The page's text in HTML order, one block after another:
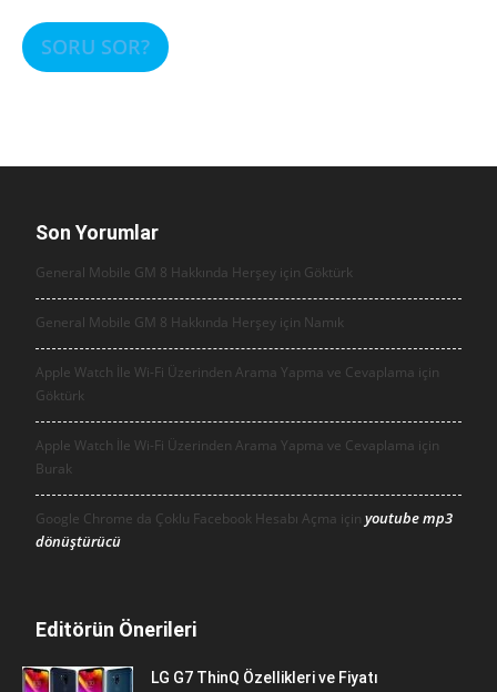
SORU SOR?
Son Yorumlar
General Mobile GM 8 Hakkında Herşey için Göktürk
General Mobile GM 8 Hakkında Herşey için Namık
Apple Watch İle Wi-Fi Üzerinden Arama Yapma ve Cevaplama için
Göktürk
Apple Watch İle Wi-Fi Üzerinden Arama Yapma ve Cevaplama için
Burak
Google Chrome da Çoklu Facebook Hesabı Açma için youtube mp3
dönüştürücü
Editörün Önerileri
LG G7 ThinQ Özellikleri ve Fiyatı